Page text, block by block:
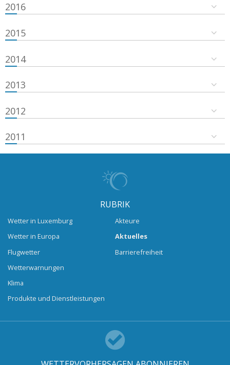
2016
2015
2014
2013
2012
2011
RUBRIK
Wetter in Luxemburg
Wetter in Europa
Flugwetter
Wetterwarnungen
Klima
Produkte und Dienstleistungen
Akteure
Aktuelles
Barrierefreiheit